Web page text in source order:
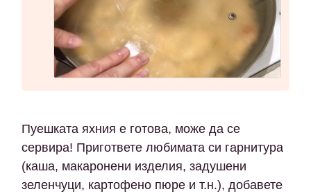
Пуешката яхния е готова, може да се
сервира! Пригответе любимата си гарнитура
(каша, макаронени изделия, задушени
зеленчуци, картофено пюре и т.н.), добавете